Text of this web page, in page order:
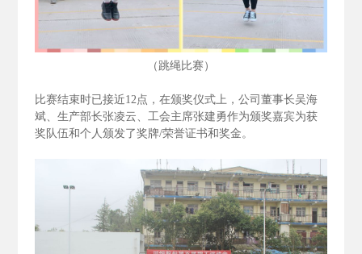
（跳绳比赛）
比赛结束时已接近12点，在颁奖仪式上，公司董事长吴海
斌、生产部长张凌云、工会主席张建勇作为颁奖嘉宾为获
奖队伍和个人颁发了奖牌/荣誉证书和奖金。